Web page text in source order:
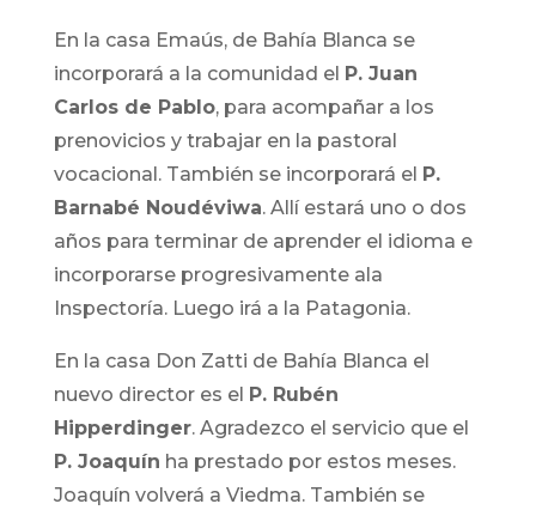
En la casa Emaús, de Bahía Blanca se
incorporará a la comunidad el P. Juan
Carlos de Pablo, para acompañar a los
prenovicios y trabajar en la pastoral
vocacional. También se incorporará el P.
Barnabé Noudéviwa. Allí estará uno o dos
años para terminar de aprender el idioma e
incorporarse progresivamente ala
Inspectoría. Luego irá a la Patagonia.
En la casa Don Zatti de Bahía Blanca el
nuevo director es el P. Rubén
Hipperdinger. Agradezco el servicio que el
P. Joaquín ha prestado por estos meses.
Joaquín volverá a Viedma. También se